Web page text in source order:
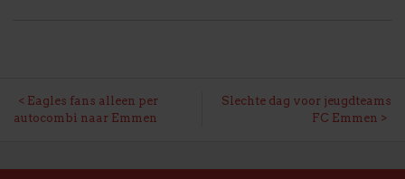
BERICHT
Eagles fans alleen per
autocombi naar Emmen
Slechte dag voor jeugdteams
FC Emmen